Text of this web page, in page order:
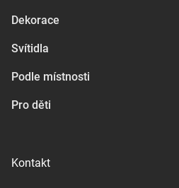
Dekorace
Svítidla
Podle místnosti
Pro děti
Kontakt